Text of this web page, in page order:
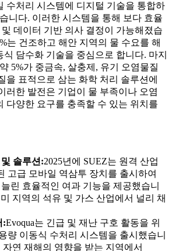
수처리 시스템에 디지털 기술을 통합하
니다. 이러한 시스템을 통해 보다 효율
데이터 기반 의사 결정이 가능해졌습
는 건조하고 해안 지역의 물 수요를 해
담수화 기술을 중심으로 합니다. 마지
5%가 중금속, 살충제, 유기 오염물질
을 표적으로 삼는 화학 처리 솔루션에
러한 발전은 기업이 물 부족이나 오염
다양한 요구를 충족할 수 있는 위치를
솔루션:2025년에 SUEZ는 원격 산업
고급 모바일 역삼투 장치를 출시하여
린 효율적인 여과 기능을 제공했습니
지역의 석유 및 가스 산업에서 널리 채
:Evoqua는 긴급 및 재난 구호 활동을 위
량 이동식 수처리 시스템을 출시했습니
연 재해의 영향을 받는 지역에서